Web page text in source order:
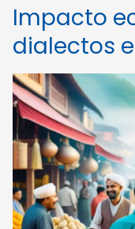
Impacto
dialectos